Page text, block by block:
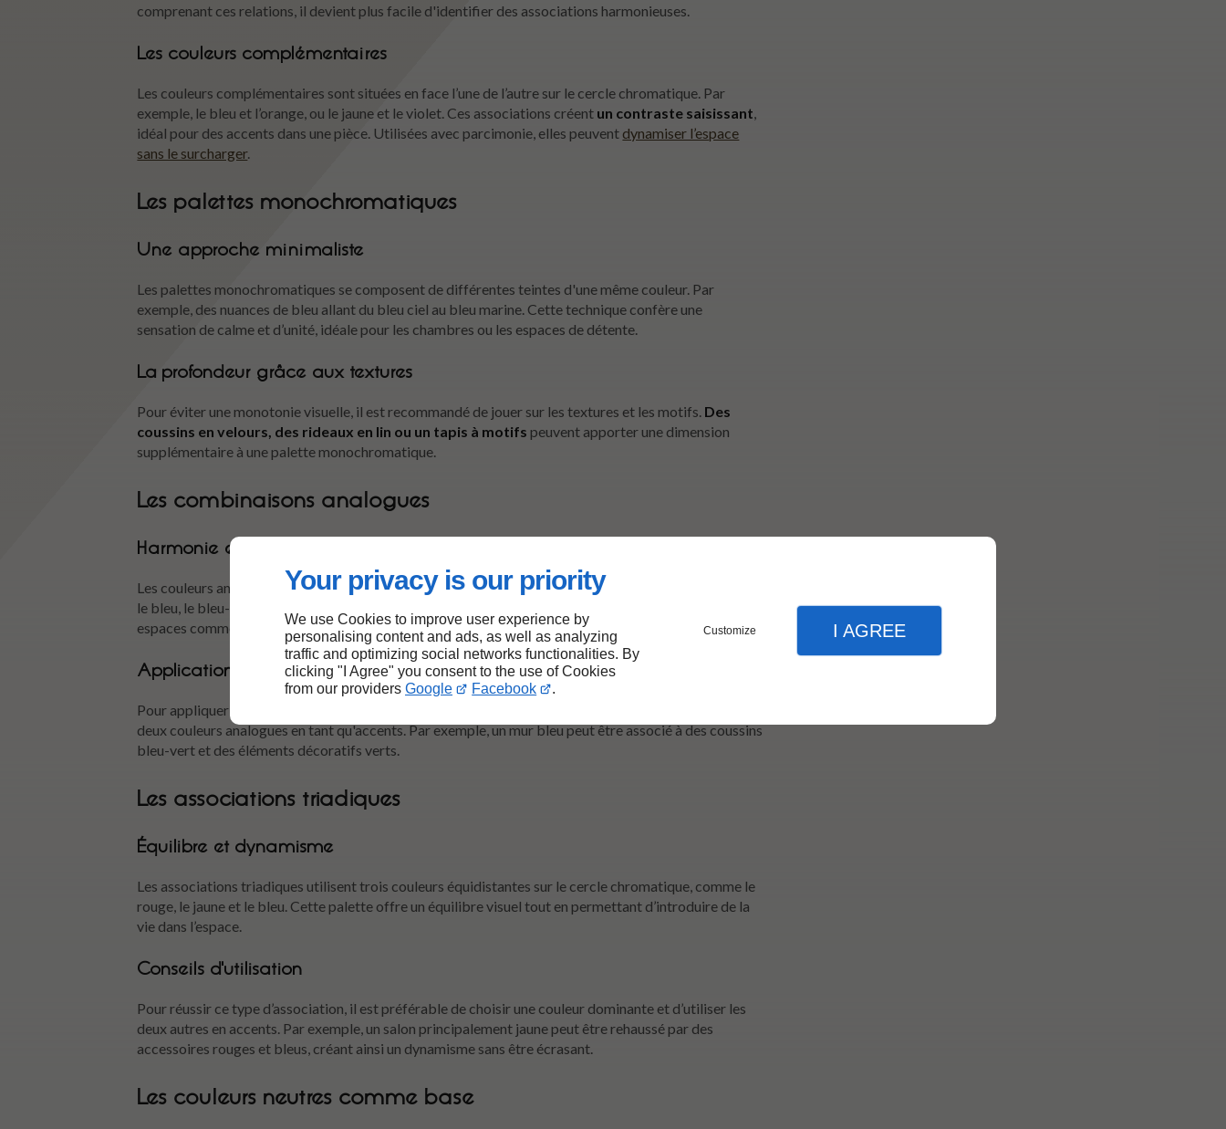
Your privacy is our priority
We use Cookies to improve user experience by
personalising content and ads, as well as analyzing
traffic and optimizing social networks functionalities. By
clicking "I Agree" you consent to the use of Cookies
from our providers Google Facebook .
Customize I AGREE
comprenant ces relations, il devient plus facile d'identifier des associations harmonieuses.
Les couleurs complémentaires
Les couleurs complémentaires sont situées en face l’une de l’autre sur le cercle chromatique. Par
exemple, le bleu et l’orange, ou le jaune et le violet. Ces associations créent un contraste saisissant
idéal pour des accents dans une pièce. Utilisées avec parcimonie, elles peuvent dynamiser l’espace
sans le surcharger.
Les palettes monochromatiques
Une approche minimaliste
Les palettes monochromatiques se composent de différentes teintes d'une même couleur. Par
exemple, des nuances de bleu allant du bleu ciel au bleu marine. Cette technique confère une
sensation de calme et d’unité, idéale pour les chambres ou les espaces de détente.
La profondeur grâce aux textures
Pour éviter une monotonie visuelle, il est recommandé de jouer sur les textures et les motifs. Des
coussins en velours, des rideaux en lin ou un tapis à motifs peuvent apporter une dimension
supplémentaire à une palette monochromatique.
Les combinaisons analogues
Harmonie et douceur
Les couleurs analogues sont celles qui se trouvent côte à côte sur le cercle chromatique. Par exemple,
le bleu, le bleu-vert et le vert. Cette combinaison crée une atmosphère apaisante, parfaite pour des
espaces comme le salon ou la salle à manger.
Application dans la décoration
Pour appliquer cette méthode, il est conseillé de
deux couleurs analogues en tant qu'accents. Par exemple, un mur bleu peut être associé à des coussins
bleu-vert et des éléments décoratifs verts.
Les associations triadiques
Équilibre et dynamisme
Les associations triadiques utilisent trois couleurs équidistantes sur le cercle chromatique, comme le
rouge, le jaune et le bleu. Cette palette offre un équilibre visuel tout en permettant d’introduire de la
vie dans l’espace.
Conseils d'utilisation
Pour réussir ce type d’association, il est préférable de choisir une couleur dominante et d’utiliser les
deux autres en accents. Par exemple, un salon principalement jaune peut être rehaussé par des
accessoires rouges et bleus, créant ainsi un dynamisme sans être écrasant.
Les couleurs neutres comme base